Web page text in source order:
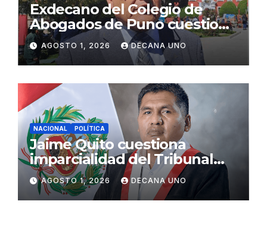
Exdecano del Colegio de
Abogados de Puno cuestiona
propuestas sobre seguridad
ciudadana
AGOSTO 1, 2026 DECANA UNO
NACIONAL POLÍTICA
Jaime Quito cuestiona
imparcialidad del Tribunal
Constitucional tras liberación
de Ollanta Humala
AGOSTO 1, 2026 DECANA UNO